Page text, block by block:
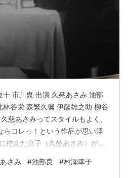
市川崑 出演 久慈あさみ 池部
林谷栄 森繁久彌 伊藤雄之助 柳谷
慈あさみってスタイルもよく、
らコレっ！という作品が思い浮
控えた京子（久慈あさみ）が家
は「結婚前夜」という放送劇
さみ #池部良 #村瀬幸子